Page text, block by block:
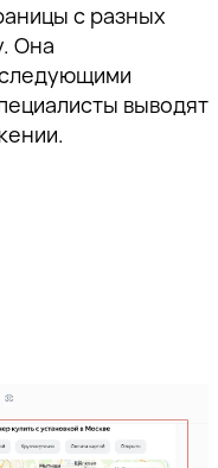
с разных
Она
выводят